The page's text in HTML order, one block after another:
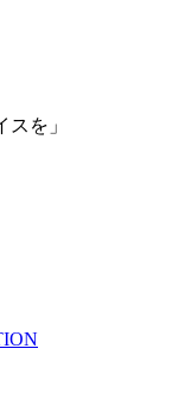
を」